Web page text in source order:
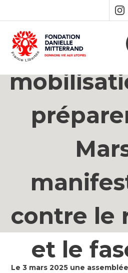
MAIN
CONTENT
contre le
et le
Le 3 mars 2025 une